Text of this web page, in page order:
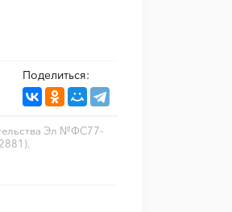
Поделиться:
Эл №ФС77-